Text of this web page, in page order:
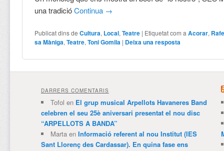
una tradicióContinua →
Publicat dins de Cultura, Local,Teatre | Etiquetat com a Acorar,
sa Màniga,Teatre,Toni Gomila | Deixa una resposta
DARRERS COMENTARIS
Tofol en El grup musical Arpellots Havaneres Band
celebren el seu 25è aniversari presentat el nou disc
“ARPELLOTS A BANDA”
Martaen Informació referent al nou Institut (IES
Sant Llorenç des Cardassar). En quina fase ens